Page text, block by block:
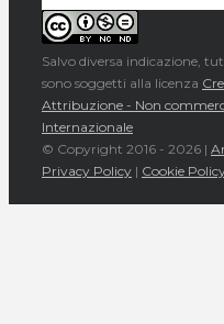
Salvo diversa indicazione,
sono soggetti alla licenza
Attribuzione - Non
Internazionale
© Copyright 2016 - 2026 |
Privacy Policy | Cookie